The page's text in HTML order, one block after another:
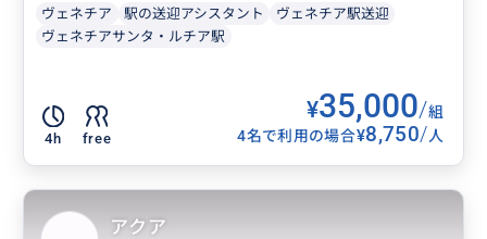
ヴェネチア 駅の送迎アシスタント
ヴェネチア駅送迎
ヴェネチアサンタ・ルチア駅
4h free
¥35,000/組
4名で利用の場合¥8,750/人
アクア